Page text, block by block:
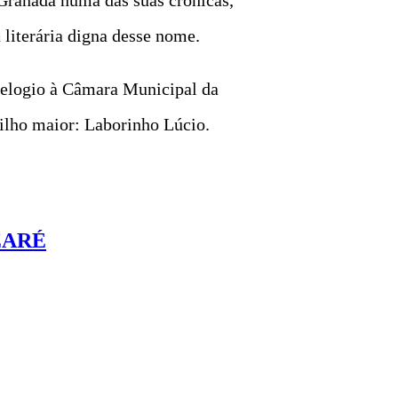
digna desse nome.
à Câmara Municipal da
maior: Laborinho Lúcio.